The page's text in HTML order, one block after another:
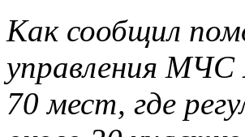
Как сообщил
управления МЧС
70 мест, где